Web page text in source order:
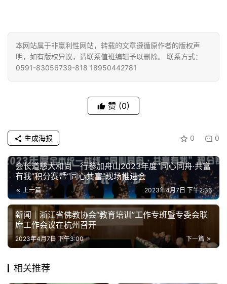
本网站属于非赢利性网站，转载的文章遵循原作者的版权声
明，如有版权异议，请联系值班编辑予以删除。 联系方式：
0591-83056739-818 18950442781
赞 (0)
0 0
生成海报
会长道慈大和尚一行参加舟山2023年度“同心同舟·共富
有我”积分赛暨“同心共富”现场推进会
上一篇 2023年4月7日 下午2:36
新闻｜浙江省佛教协会“教育培训”工作专班暨专委会联
席工作会议在杭州召开
下一篇
2023年4月7日 下午3:00
相关推荐